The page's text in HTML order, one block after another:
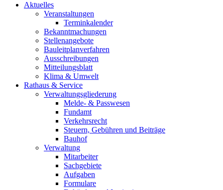
Aktuelles
Veranstaltungen
Terminkalender
Bekanntmachungen
Stellenangebote
Bauleitplanverfahren
Ausschreibungen
Mitteilungsblatt
Klima & Umwelt
Rathaus & Service
Verwaltungsgliederung
Melde- & Passwesen
Fundamt
Verkehrsrecht
Steuern, Gebühren und Beiträge
Bauhof
Verwaltung
Mitarbeiter
Sachgebiete
Aufgaben
Formulare